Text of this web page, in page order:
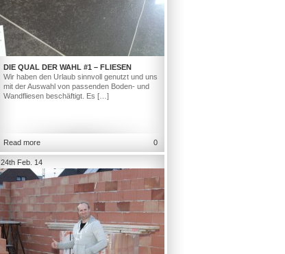
DIE QUAL DER WAHL #1 – FLIESEN
Wir haben den Urlaub sinnvoll genutzt und uns
mit der Auswahl von passenden Boden- und
Wandfliesen beschäftigt. Es […]
Read more 0
24th Feb. 14